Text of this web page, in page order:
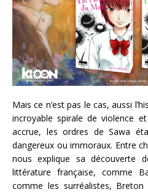
Mais ce n’est pas le cas, aussi
incroyable spirale de violence
accrue, les ordres de Sawa
dangereux ou immoraux. Entre
nous explique sa découverte
littérature française, comme
comme les surréalistes,